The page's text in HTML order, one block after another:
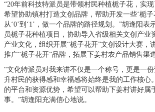
“20年前科技特派员是带领村民种植栀子花，实
希望协助镇村打造文创品牌，帮助开发一些‘栀
从‘0’到‘1’，做一个品牌的路径规划。”胡逢阳表
员栀子花种植项目，协助导入省级相关文创产业
产业文化，组织开展“栀子花开”文创设计大赛，
推广“栀子花开”品牌，拓展下姜村农产品销售渠道
“文化特派员对我来讲不仅是一个称号，更是一
升村民的获得感和幸福感将始终是我的工作核心
的平台和资源优势，希望可以帮助下姜村讲好属
事。”胡逢阳充满信心地说。